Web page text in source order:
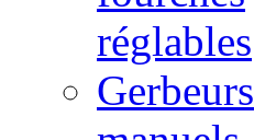
réglables
Gerbeurs